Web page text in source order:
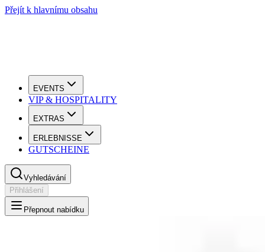
Přejít k hlavnímu obsahu
EVENTS
VIP & HOSPITALITY
EXTRAS
ERLEBNISSE
GUTSCHEINE
Vyhledávání
Přihlášení
Přepnout nabídku